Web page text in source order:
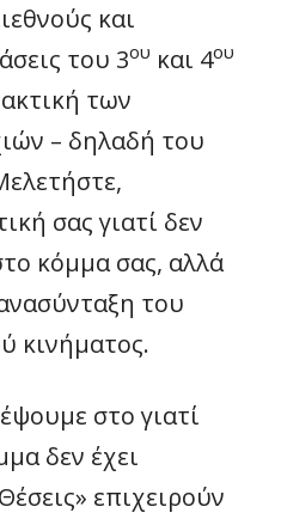
και
του 3ου και 4ου
των
– δηλαδή του
σας γιατί δεν
κόμμα σας, αλλά
του
κινήματος.
στο γιατί
δεν έχει
επιχειρούν